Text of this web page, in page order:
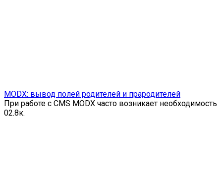
MODX: вывод полей родителей и прародителей
При работе с CMS MODX часто возникает необходимость
02.8к.